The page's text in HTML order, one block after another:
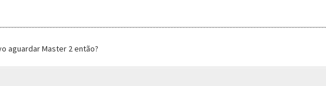
aguardar Master 2 então?